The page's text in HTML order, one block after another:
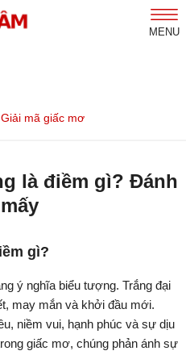
MENU
Giải mã giấc mơ
là điềm gì? Đánh
gì?
ý nghĩa biểu tượng. Trắng đại
may mắn và khởi đầu mới.
niềm vui, hạnh phúc và sự dịu
giấc mơ, chúng phản ánh sự